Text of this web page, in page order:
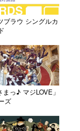
ブラウ シングルカ
っ♪ マジLOVE」
ズ